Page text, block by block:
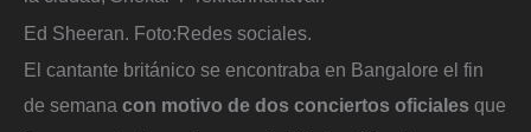
Ed Sheeran. Foto:Redes sociales.
El cantante británico se encontraba en Bangalore el fin
de semana con motivo de dos conciertos oficiales que